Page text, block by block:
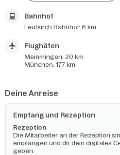
Bahnhof
Leutkirch Bahnhof: 6 km
Flughäfen
Memmingen: 20 km
München: 177 km
Deine Anreise
Empfang und Rezeption
Rezeption
Die Mitarbeiter an der Rezeption
empfangen und dir dein digitales
geben.